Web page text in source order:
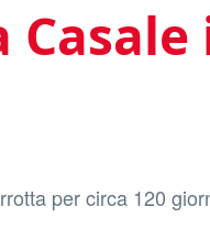
per circa 120